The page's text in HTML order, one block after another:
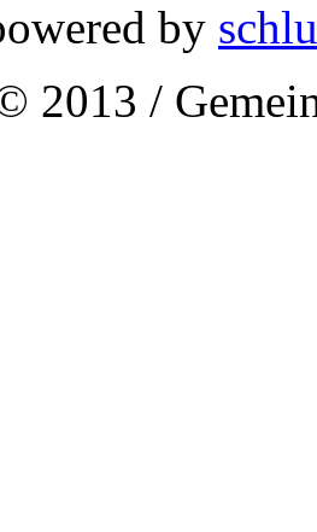
by
2013 /